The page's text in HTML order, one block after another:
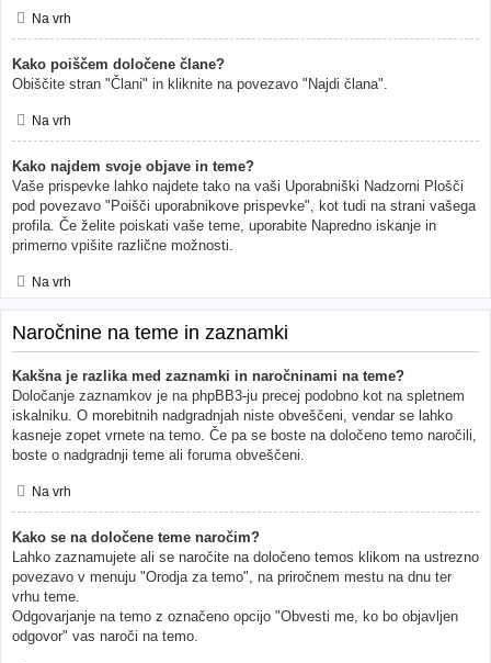
Na vrh
Kako poiščem določene člane?
Obiščite stran "Člani" in kliknite na povezavo "Najdi člana".
Na vrh
Kako najdem svoje objave in teme?
Vaše prispevke lahko najdete tako na vaši Uporabniški Nadzorni Plošči
pod povezavo "Poišči uporabnikove prispevke", kot tudi na strani vašega
profila. Če želite poiskati vaše teme, uporabite Napredno iskanje in
primerno vpišite različne možnosti.
Na vrh
Naročnine na teme in zaznamki
Kakšna je razlika med zaznamki in naročninami na teme?
Določanje zaznamkov je na phpBB3-ju precej podobno kot na spletnem
iskalniku. O morebitnih nadgradnjah niste obveščeni, vendar se lahko
kasneje zopet vrnete na temo. Če pa se boste na določeno temo naročili,
boste o nadgradnji teme ali foruma obveščeni.
Na vrh
Kako se na določene teme naročim?
Lahko zaznamujete ali se naročite na določeno temos klikom na ustrezno
povezavo v menuju "Orodja za temo", na priročnem mestu na dnu ter
vrhu teme.
Odgovarjanje na temo z označeno opcijo "Obvesti me, ko bo objavljen
odgovor" vas naroči na temo.